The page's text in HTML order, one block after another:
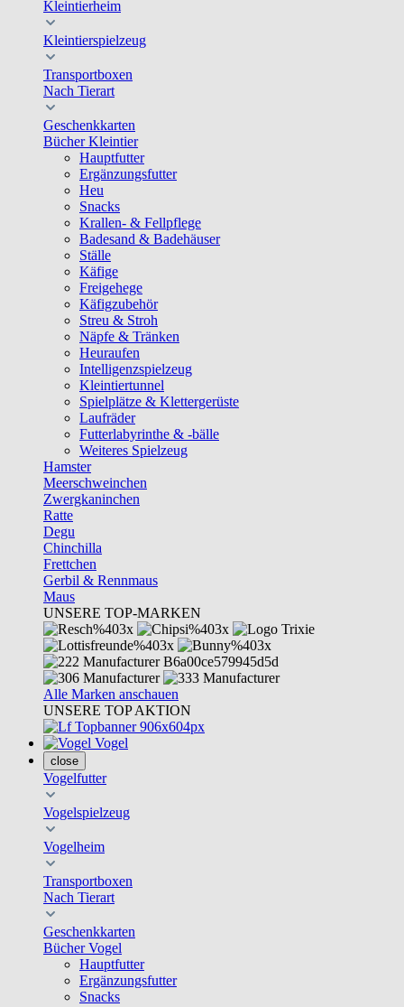
Kleintierheim
Kleintierspielzeug
Transportboxen
Nach Tierart
Geschenkkarten
Bücher Kleintier
Hauptfutter
Ergänzungsfutter
Heu
Snacks
Krallen- & Fellpflege
Badesand & Badehäuser
Ställe
Käfige
Freigehege
Käfigzubehör
Streu & Stroh
Näpfe & Tränken
Heuraufen
Intelligenzspielzeug
Kleintiertunnel
Spielplätze & Klettergerüste
Laufräder
Futterlabyrinthe & -bälle
Weiteres Spielzeug
Hamster
Meerschweinchen
Zwergkaninchen
Ratte
Degu
Chinchilla
Frettchen
Gerbil & Rennmaus
Maus
UNSERE TOP-MARKEN
Alle Marken anschauen
UNSERE TOP AKTION
Vogel
close
Vogelfutter
Vogelspielzeug
Vogelheim
Transportboxen
Nach Tierart
Geschenkkarten
Bücher Vogel
Hauptfutter
Ergänzungsfutter
Snacks